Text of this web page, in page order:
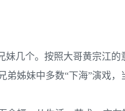
几个。按照大哥黄宗江
姊妹中多数“下海”演戏